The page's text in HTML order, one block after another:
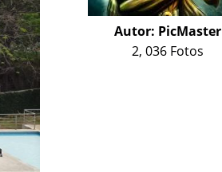
Autor: PicMaster
2, 036 Fotos